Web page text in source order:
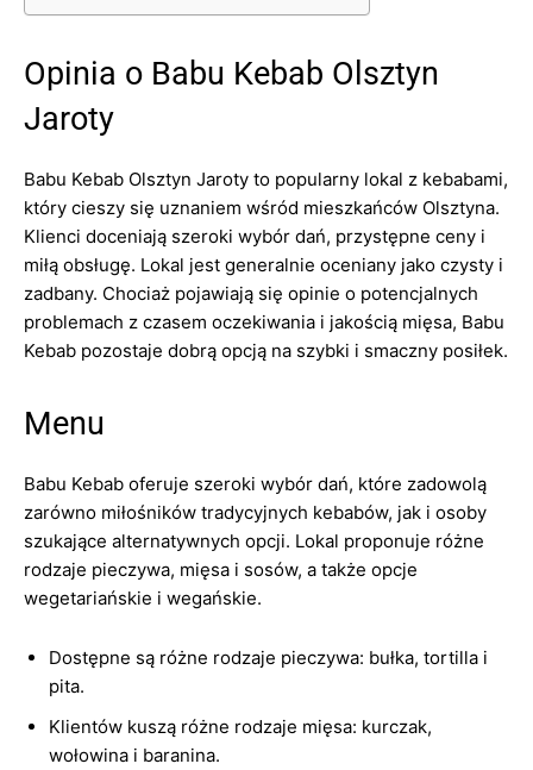
Opinia o Babu Kebab Olsztyn
Jaroty
Babu Kebab Olsztyn Jaroty to popularny lokal z kebabami,
który cieszy się uznaniem wśród mieszkańców Olsztyna.
Klienci doceniają szeroki wybór dań, przystępne ceny i
miłą obsługę. Lokal jest generalnie oceniany jako czysty i
zadbany. Chociaż pojawiają się opinie o potencjalnych
problemach z czasem oczekiwania i jakością mięsa, Babu
Kebab pozostaje dobrą opcją na szybki i smaczny posiłek.
Menu
Babu Kebab oferuje szeroki wybór dań, które zadowolą
zarówno miłośników tradycyjnych kebabów, jak i osoby
szukające alternatywnych opcji. Lokal proponuje różne
rodzaje pieczywa, mięsa i sosów, a także opcje
wegetariańskie i wegańskie.
Dostępne są różne rodzaje pieczywa: bułka, tortilla i
pita.
Klientów kuszą różne rodzaje mięsa: kurczak,
wołowina i baranina.